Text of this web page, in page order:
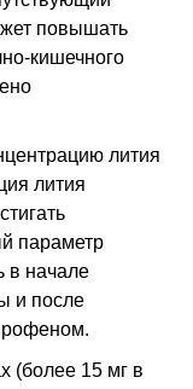
повышать
кишечного
лития
лития
параметр
в начале
и после
(более 15 мг в